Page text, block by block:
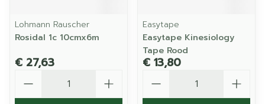
Lohmann Rauscher
Rosidal 1c 10cmx6m
€ 27,63
Easytape
Easytape Kinesiology
Tape Rood
€ 13,80